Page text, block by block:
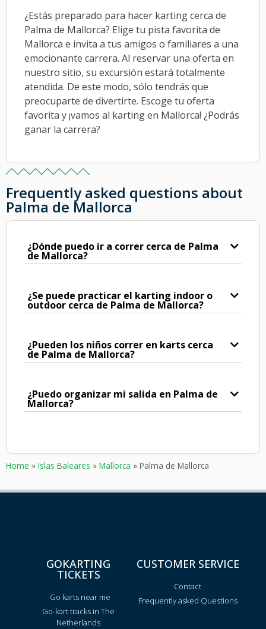
¿Estás preparado para hacer karting cerca de
Palma de Mallorca? Elige tu pista favorita de
Mallorca e invita a tus amigos o familiares a una
emocionante carrera. Al reservar una oferta en
nuestro sitio, su excursión estará totalmente
atendida. De este modo, sólo tendrás que
preocuparte de divertirte. Escoge tu oferta
favorita y ¡vamos al karting en Mallorca! ¿Podrás
ganar la carrera?
Frequently asked questions about
Palma de Mallorca
¿Dónde puedo ir a correr cerca de Palma
de Mallorca?
¿Se puede practicar el karting indoor o
outdoor cerca de Palma de Mallorca?
¿Pueden los niños correr en karts cerca
de Palma de Mallorca?
¿Puedo organizar mi salida en Palma de
Mallorca?
Home » Islas Baleares » Mallorca » Palma de Mallorca
GOKARTING
TICKETS
Go karts near me
Go-kart tracks in The
Netherlands
CUSTOMER SERVICE
Contact
Frequently asked Questions